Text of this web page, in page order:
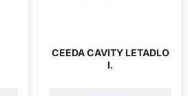
CEEDA CAVITY LETADLO
I.